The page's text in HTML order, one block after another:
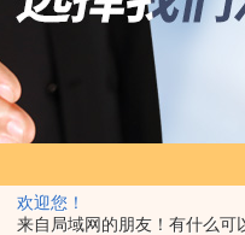
欢迎您！
来自局域网的朋友！有什么可